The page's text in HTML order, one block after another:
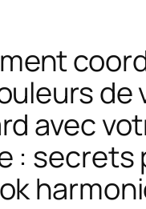
de
avec
: secrets